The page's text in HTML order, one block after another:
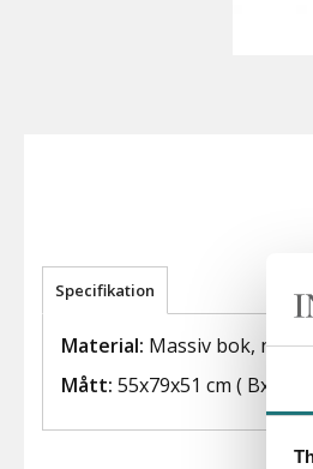
Specifikation
Material: Massiv bok,
Mått: 55x79x51 cm ( BxHxD)